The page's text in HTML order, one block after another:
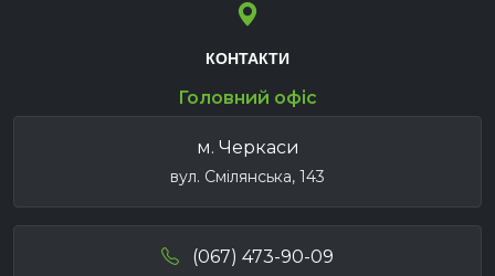
КОНТАКТИ
Головний офіс
м. Черкаси
вул. Смілянська, 143
(067) 473-90-09